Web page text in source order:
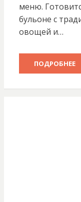
меню.
бульоне с
овощей и…
ПОДРОБНЕЕ